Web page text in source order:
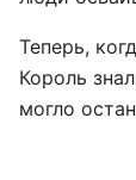
Теперь,
Король
могло